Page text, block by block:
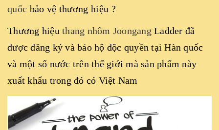
quốc bảo vệ thương hiệu ?
Thương hiệu thang nhôm Joongang Ladder đã
được đăng ký và bảo hộ độc quyền tại Hàn quốc
và một số nước trên thế giới mà sản phẩm này
xuất khẩu trong đó có Việt Nam